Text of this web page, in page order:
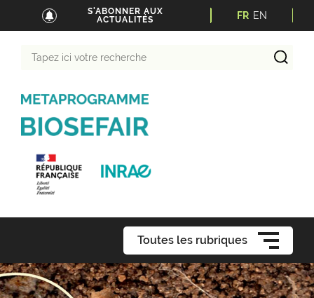
S'ABONNER AUX
ACTUALITÉS
FR EN
Toutes les rubriques